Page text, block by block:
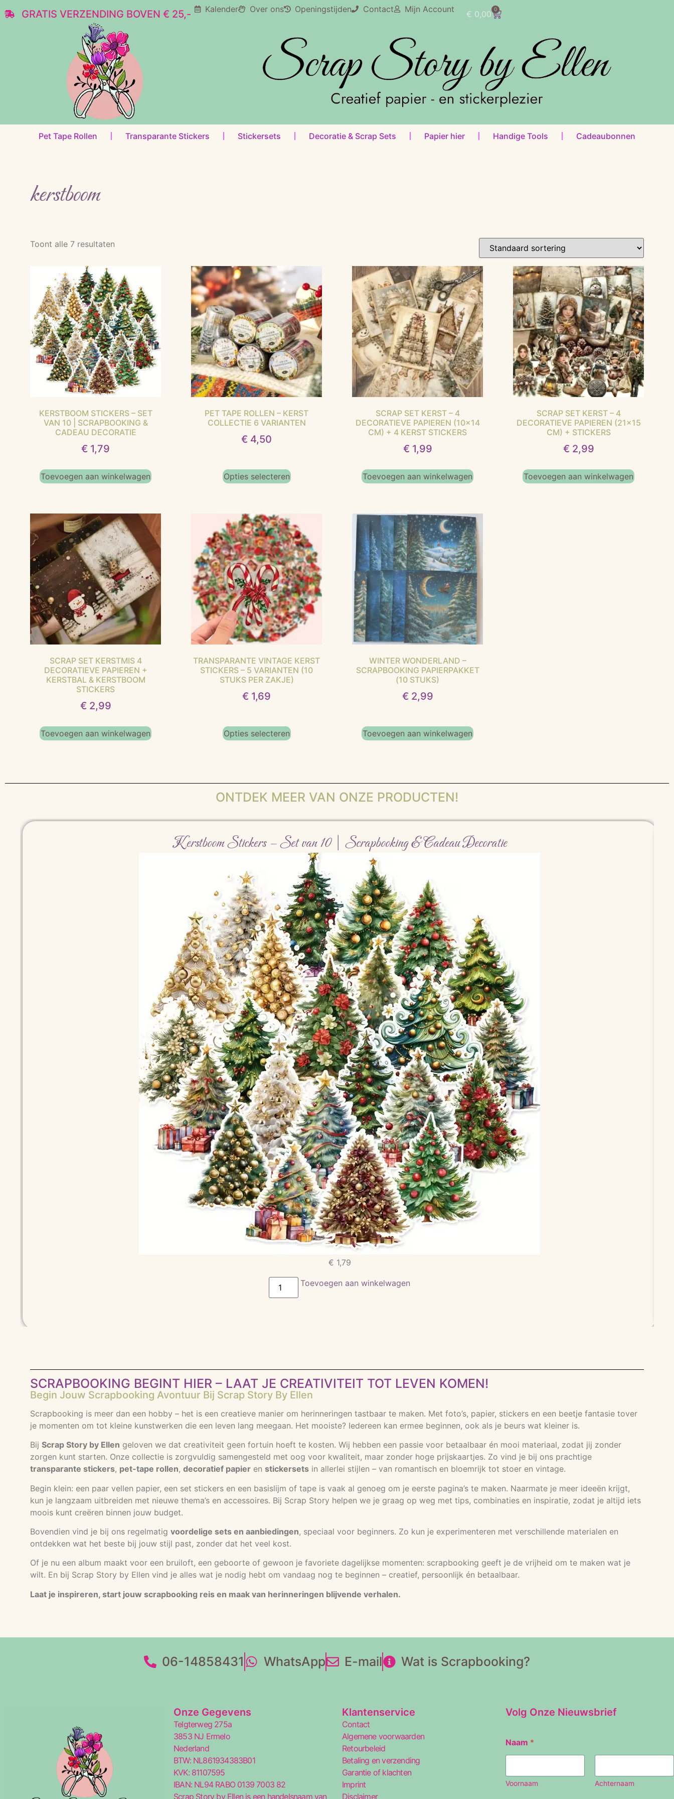
GRATIS VERZENDING BOVEN € 25,- Kalender Over ons Openingstijden Contact Mijn Account € 0,00 0
Pet Tape Rollen Transparante Stickers Stickersets Decoratie & Scrap Sets Papier hier Handige Tools Cadeaubonnen
kerstboom
Toont alle 7 resultaten
KERSTBOOM STICKERS – SET
VAN 10 | SCRAPBOOKING &
CADEAU DECORATIE
€ 1,79
Toevoegen aan winkelwagen
PET TAPE ROLLEN – KERST
COLLECTIE 6 VARIANTEN
€ 4,50
Opties selecteren
SCRAP SET KERST – 4
DECORATIEVE PAPIEREN (10×14
CM) + 4 KERST STICKERS
€ 1,99
Toevoegen aan winkelwagen
SCRAP SET KERST – 4
DECORATIEVE PAPIEREN (21×15
CM) + STICKERS
€ 2,99
Toevoegen aan winkelwagen
SCRAP SET KERSTMIS 4
DECORATIEVE PAPIEREN +
KERSTBAL & KERSTBOOM
STICKERS
€ 2,99
Toevoegen aan winkelwagen
TRANSPARANTE VINTAGE KERST
STICKERS – 5 VARIANTEN (10
STUKS PER ZAKJE)
€ 1,69
Opties selecteren
WINTER WONDERLAND –
SCRAPBOOKING PAPIERPAKKET
(10 STUKS)
€ 2,99
Toevoegen aan winkelwagen
ONTDEK MEER VAN ONZE PRODUCTEN!
Kerstboom Stickers – Set van 10 | Scrapbooking & Cadeau Decoratie
€ 1,79
Toevoegen aan winkelwagen
SCRAPBOOKING BEGINT HIER – LAAT JE CREATIVITEIT TOT LEVEN KOMEN!
Begin Jouw Scrapbooking Avontuur Bij Scrap Story By Ellen
Scrapbooking is meer dan een hobby – het is een creatieve manier om herinneringen tastbaar te maken. Met foto’s, papier, stickers en een beetje fantasie tover
je momenten om tot kleine kunstwerken die een leven lang meegaan. Het mooiste? Iedereen kan ermee beginnen, ook als je beurs wat kleiner is.
Bij Scrap Story by Ellen geloven we dat creativiteit geen fortuin hoeft te kosten. Wij hebben een passie voor betaalbaar én mooi materiaal, zodat jij zonder
zorgen kunt starten. Onze collectie is zorgvuldig samengesteld met oog voor kwaliteit, maar zonder hoge prijskaartjes. Zo vind je bij ons prachtige
transparante stickers, pet-tape rollen, decoratief papier en stickersets in allerlei stijlen – van romantisch en bloemrijk tot stoer en vintage.
Begin klein: een paar vellen papier, een set stickers en een basislijm of tape is vaak al genoeg om je eerste pagina’s te maken. Naarmate je meer ideeën krijgt,
kun je langzaam uitbreiden met nieuwe thema’s en accessoires. Bij Scrap Story helpen we je graag op weg met tips, combinaties en inspiratie, zodat je altijd iets
moois kunt creëren binnen jouw budget.
Bovendien vind je bij ons regelmatig voordelige sets en aanbiedingen, speciaal voor beginners. Zo kun je experimenteren met verschillende materialen en
ontdekken wat het beste bij jouw stijl past, zonder dat het veel kost.
Of je nu een album maakt voor een bruiloft, een geboorte of gewoon je favoriete dagelijkse momenten: scrapbooking geeft je de vrijheid om te maken wat je
wilt. En bij Scrap Story by Ellen vind je alles wat je nodig hebt om vandaag nog te beginnen – creatief, persoonlijk én betaalbaar.
Laat je inspireren, start jouw scrapbooking reis en maak van herinneringen blijvende verhalen.
06-14858431 WhatsApp E-mail Wat is Scrapbooking?
Onze Gegevens
Telgterweg 275a
3853 NJ Ermelo
Nederland
BTW: NL861934383B01
KVK: 81107595
IBAN: NL94 RABO 0139 7003 82
Scrap Story by Ellen is een handelsnaam van
Klantenservice
Contact
Algemene voorwaarden
Retourbeleid
Betaling en verzending
Garantie of klachten
Imprint
Disclaimer
Volg Onze Nieuwsbrief
Naam *
Voornaam Achternaam